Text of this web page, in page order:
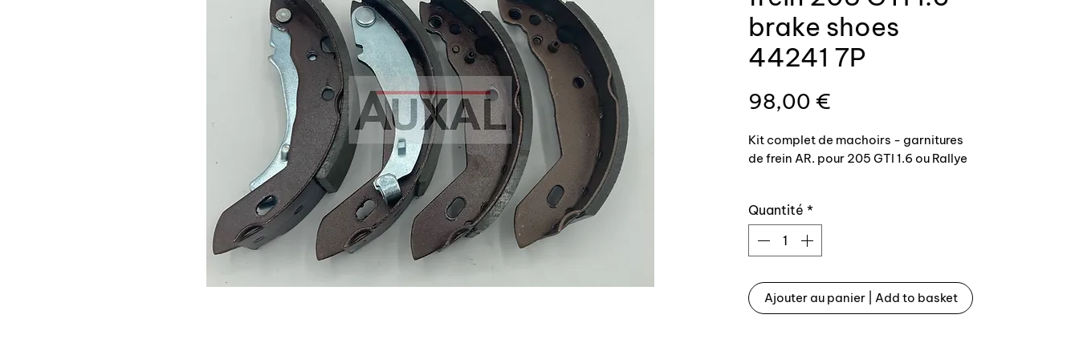
brake shoes
44241 7P
98,00 €
Kit complet de machoirs - garnitures
de frein AR. pour 205 GTI 1.6 ou Rallye
7P
-------------------------------
Rear brake shoes for Peugeot 205 GTI
1.6 and Rallye
Quantité *
Ajouter au panier | Add to basket